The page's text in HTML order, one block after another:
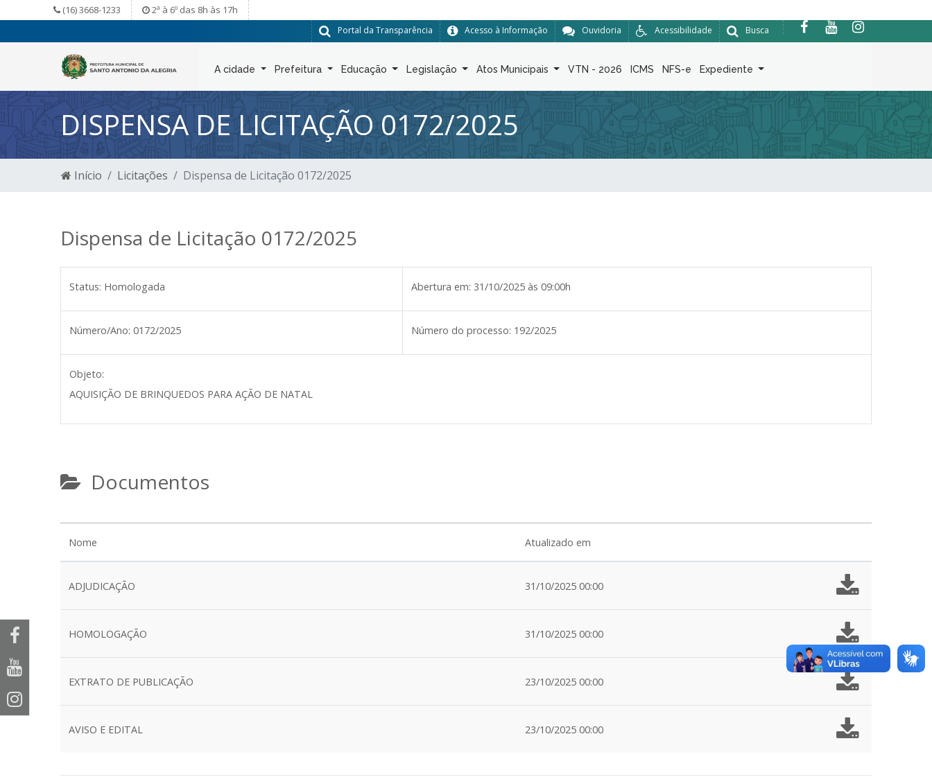
(16) 3668-1233 2ª à 6º das 8h às 17h
Busca
Acessibilidade
Ouvidoria
Acesso à Informação
Portal da Transparência
A cidade Prefeitura Educação Legislação Atos Municipais VTN - 2026 ICMS NFS-e Expediente
DISPENSA DE LICITAÇÃO 0172/2025
Início Licitações Dispensa de Licitação 0172/2025
Dispensa de Licitação 0172/2025
Status: Homologada Abertura em: 31/10/2025 às 09:00h
Número/Ano: 0172/2025 Número do processo: 192/2025
Objeto:
AQUISIÇÃO DE BRINQUEDOS PARA AÇÃO DE NATAL
Documentos
Nome Atualizado em
ADJUDICAÇÃO 31/10/2025 00:00
HOMOLOGAÇÃO 31/10/2025 00:00
EXTRATO DE PUBLICAÇÃO 23/10/2025 00:00
AVISO E EDITAL 23/10/2025 00:00